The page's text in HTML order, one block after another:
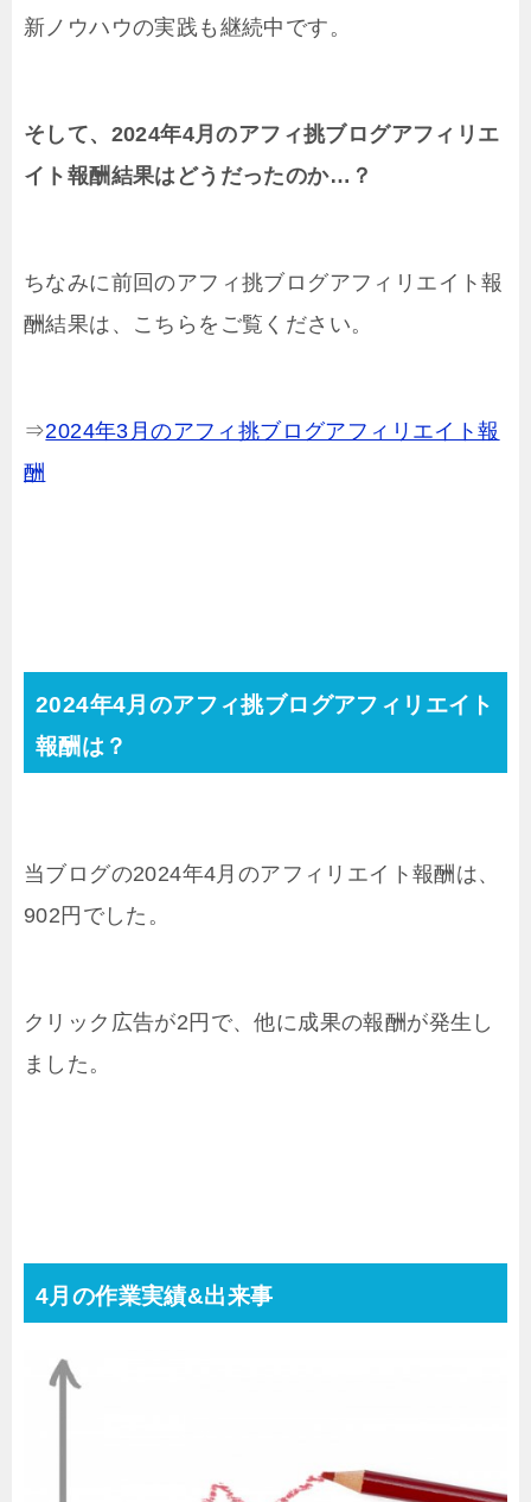
新ノウハウの実践も継続中です。
そして、2024年4月のアフィ挑ブログアフィリエ
イト報酬結果はどうだったのか…？
ちなみに前回のアフィ挑ブログアフィリエイト報
酬結果は、こちらをご覧ください。
⇒2024年3月のアフィ挑ブログアフィリエイト報
酬
2024年4月のアフィ挑ブログアフィリエイト
報酬は？
当ブログの2024年4月のアフィリエイト報酬は、
902円でした。
クリック広告が2円で、他に成果の報酬が発生し
ました。
4月の作業実績&出来事